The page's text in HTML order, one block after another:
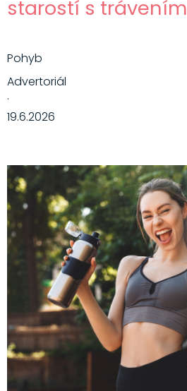
starostí s trávením
Pohyb
Advertoriál
·
19.6.2026